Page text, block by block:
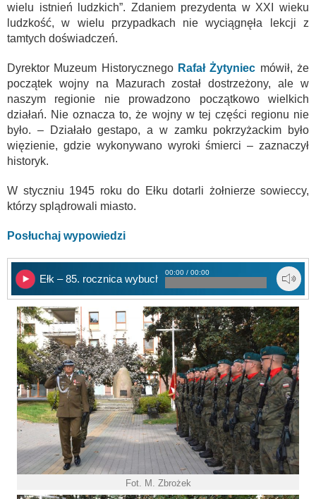
wielu istnień ludzkich”. Zdaniem prezydenta w XXI wieku
ludzkość, w wielu przypadkach nie wyciągnęła lekcji z
tamtych doświadczeń.
Dyrektor Muzeum Historycznego Rafał Żytyniec mówił, że
początek wojny na Mazurach został dostrzeżony, ale w
naszym regionie nie prowadzono początkowo wielkich
działań. Nie oznacza to, że wojny w tej części regionu nie
było. – Działało gestapo, a w zamku pokrzyżackim było
więzienie, gdzie wykonywano wyroki śmierci – zaznaczył
historyk.
W styczniu 1945 roku do Ełku dotarli żołnierze sowieccy,
którzy splądrowali miasto.
Posłuchaj wypowiedzi
Ełk – 85. rocznica wybuchu II WŚ
00:00 / 00:00
Fot. M. Zbrożek